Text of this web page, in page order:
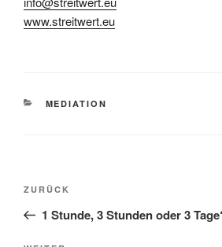
www.streitwert.eu
KATEGORIEN
MEDIATION
Beitragsnavigation
Vorheriger
Beitrag
ZURÜCK
1 Stunde, 3 Stunden oder 3